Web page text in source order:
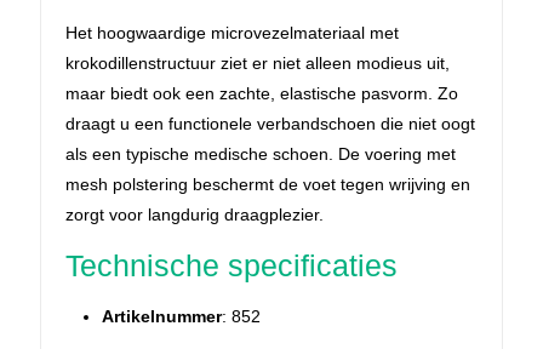
Het hoogwaardige microvezelmateriaal met
krokodillenstructuur ziet er niet alleen modieus uit,
maar biedt ook een zachte, elastische pasvorm. Zo
draagt u een functionele verbandschoen die niet oogt
als een typische medische schoen. De voering met
mesh polstering beschermt de voet tegen wrijving en
zorgt voor langdurig draagplezier.
Technische specificaties
Artikelnummer: 852